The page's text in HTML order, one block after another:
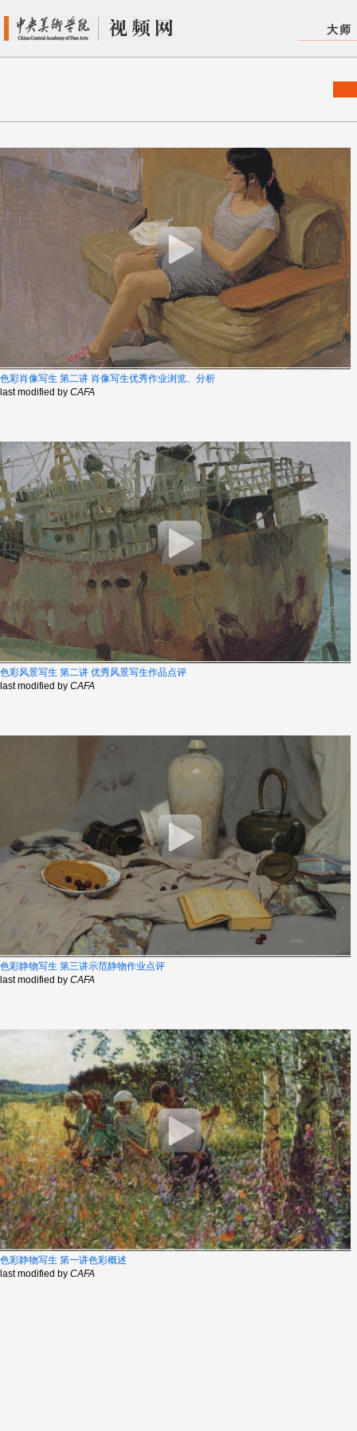
大师
色彩肖像写生 第二讲 肖像写生优秀作业浏览、分析
last modified by CAFA
色彩风景写生 第二讲 优秀风景写生作品点评
last modified by CAFA
色彩静物写生 第三讲示范静物作业点评
last modified by CAFA
色彩静物写生 第一讲色彩概述
last modified by CAFA